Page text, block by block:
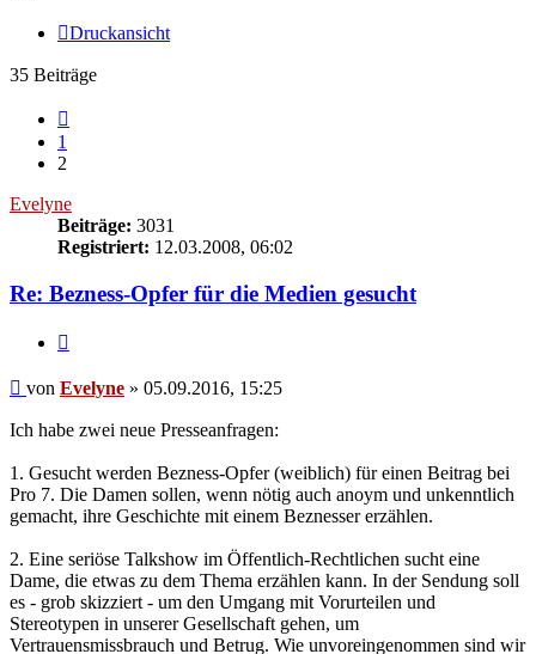
Druckansicht
35 Beiträge
1
2
Evelyne
Beiträge: 3031
Registriert: 12.03.2008, 06:02
Re: Bezness-Opfer für die Medien gesucht
Beitrag
von Evelyne » 05.09.2016, 15:25
Ich habe zwei neue Presseanfragen:
1. Gesucht werden Bezness-Opfer (weiblich) für einen Beitrag bei
Pro 7. Die Damen sollen, wenn nötig auch anoym und unkenntlich
gemacht, ihre Geschichte mit einem Beznesser erzählen.
2. Eine seriöse Talkshow im Öffentlich-Rechtlichen sucht eine
Dame, die etwas zu dem Thema erzählen kann. In der Sendung soll
es - grob skizziert - um den Umgang mit Vorurteilen und
Stereotypen in unserer Gesellschaft gehen, um
Vertrauensmissbrauch und Betrug. Wie unvoreingenommen sind wir